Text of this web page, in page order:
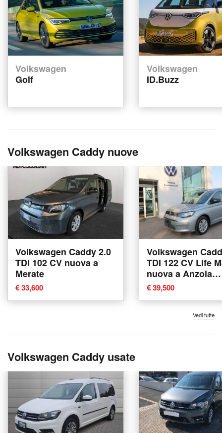
Volkswagen
Golf
Volkswagen
ID.Buzz
Volkswagen Caddy nuove
Volkswagen Caddy 2.0
TDI 102 CV nuova a
Merate
€ 33,600
Volkswagen
TDI 122 CV Life
nuova a Anzola
dell'Emilia
€ 39,500
Vedi tutte
Volkswagen Caddy usate